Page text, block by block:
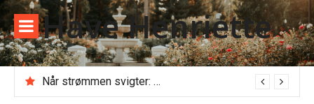
Spring
til
indhold Have Henriette
Når strømmen svigter: Alt du skal vide, før du ringer til en akut elektriker